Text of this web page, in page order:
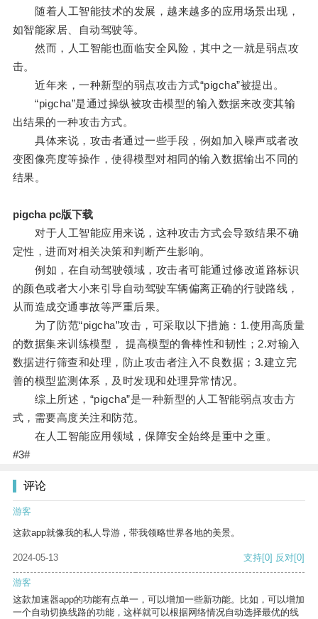
随着人工智能技术的发展，越来越多的应用场景出现，
如智能家居、自动驾驶等。
然而，人工智能也面临安全风险，其中之一就是弱点攻
击。
近年来，一种新型的弱点攻击方式“pigcha”被提出。
“pigcha”是通过操纵被攻击模型的输入数据来改变其输
出结果的一种攻击方式。
具体来说，攻击者通过一些手段，例如加入噪声或者改
变图像亮度等操作，使得模型对相同的输入数据输出不同的
结果。
pigcha pc版下载
对于人工智能应用来说，这种攻击方式会导致结果不确
定性，进而对相关决策和判断产生影响。
例如，在自动驾驶领域，攻击者可能通过修改道路标识
的颜色或者大小来引导自动驾驶车辆偏离正确的行驶路线，
从而造成交通事故等严重后果。
为了防范“pigcha”攻击，可采取以下措施：1.使用高质量
的数据集来训练模型， 提高模型的鲁棒性和韧性；2.对输入
数据进行筛查和处理，防止攻击者注入不良数据；3.建立完
善的模型监测体系，及时发现和处理异常情况。
综上所述，“pigcha”是一种新型的人工智能弱点攻击方
式，需要高度关注和防范。
在人工智能应用领域，保障安全始终是重中之重。
#3#
评论
游客
这款app就像我的私人导游，带我领略世界各地的美景。
2024-05-13 支持[0] 反对[0]
游客
这款加速器app的功能有点单一，可以增加一些新功能。比如，可以增加
一个自动切换线路的功能，这样就可以根据网络情况自动选择最优的线